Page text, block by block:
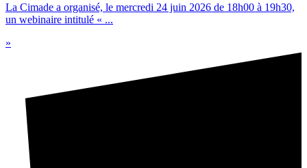
La Cimade a organisé, le mercredi 24 juin 2026 de 18h00 à 19h30,
un webinaire intitulé « ...
»